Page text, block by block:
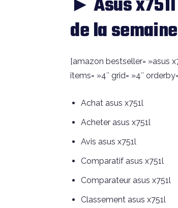
► Asus
de la semaine
[amazon bestseller= »asus
items= »4″ grid= »4″
Achat asus x751l
Acheter asus x751l
Avis asus x751l
Comparatif asus x751l
Comparateur asus x751l
Classement asus x751l